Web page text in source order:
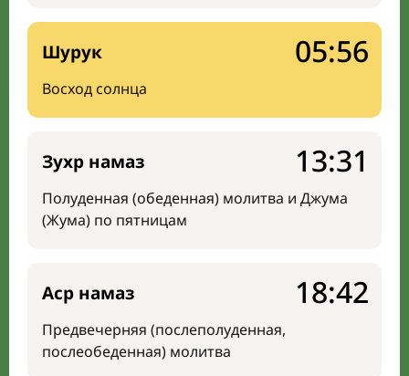
Шурук
Восход солнца
05:56
Зухр намаз
Полуденная (обеденная) молитва и Джума
(Жума) по пятницам
13:31
Аср намаз
Предвечерняя (послеполуденная,
послеобеденная) молитва
18:42